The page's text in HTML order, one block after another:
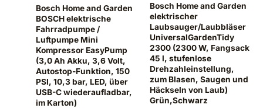
Bosch Home and Garden
BOSCH elektrische
Fahrradpumpe /
Luftpumpe Mini
Kompressor EasyPump
(3,0 Ah Akku, 3,6 Volt,
Autostop-Funktion, 150
PSI, 10,3 bar, LED, über
USB-C wiederaufladbar,
im Karton)
Bosch Home and Garden
elektrischer
Laubsauger/Laubbläser
UniversalGardenTidy
2300 (2300 W, Fangsack
45 l, stufenlose
Drehzahleinstellung,
zum Blasen, Saugen und
Häckseln von Laub)
Grün,Schwarz